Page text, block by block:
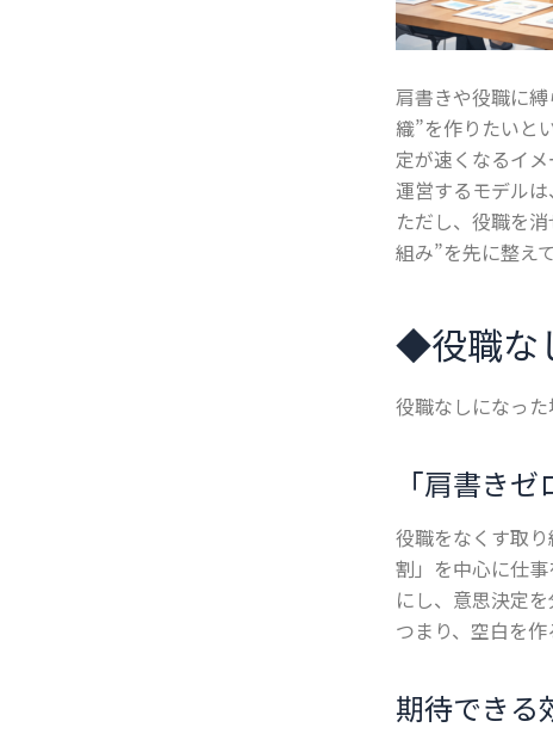
肩書きや役職に
織”を作りたいと
定が速くなるイ
運営するモデル
ただし、役職を
組み”を先に整え
◆役職な
役職なしになった
「肩書き
役職をなくす取
割」を中心に仕
にし、意思決定
つまり、空白を
期待できる